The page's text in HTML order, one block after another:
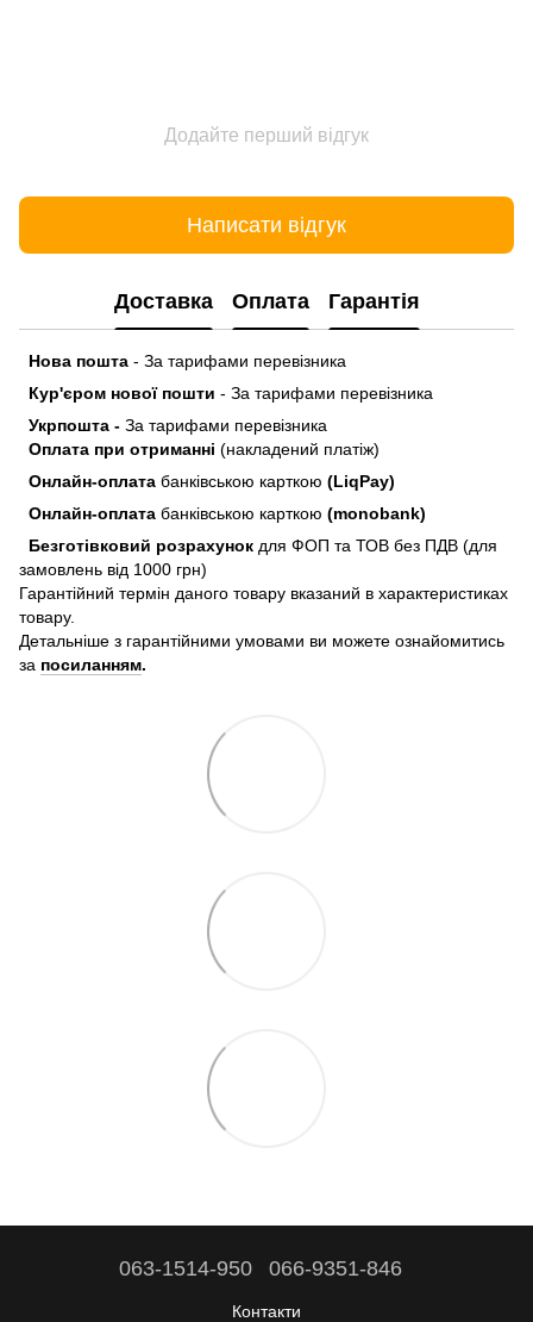
Додайте перший відгук
Написати відгук
Доставка Оплата Гарантія
Нова пошта - За тарифами перевізника
Кур'єром нової пошти - За тарифами перевізника
Укрпошта - За тарифами перевізника
Оплата при отриманні (накладений платіж)
Онлайн-оплата банківською карткою (LiqPay)
Онлайн-оплата банківською карткою (monobank)
Безготівковий розрахунок для ФОП та ТОВ без ПДВ (для
замовлень від 1000 грн)
Гарантійний термін даного товару вказаний в характеристиках
товару.
Детальніше з гарантійними умовами ви можете ознайомитись
за посиланням.
063-1514-950 066-9351-846
Контакти